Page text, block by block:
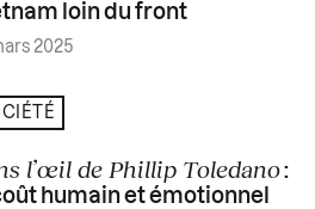
loin du front
2025
l’œil de Phillip Toledano:
humain et émotionnel